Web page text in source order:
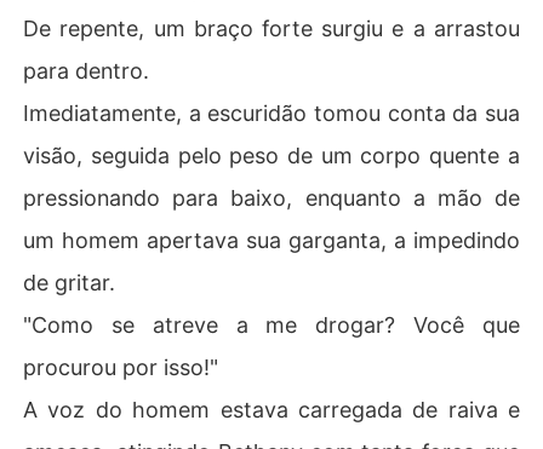
De repente, um braço forte surgiu e a arrastou
para dentro.
Imediatamente, a escuridão tomou conta da sua
visão, seguida pelo peso de um corpo quente a
pressionando para baixo, enquanto a mão de
um homem apertava sua garganta, a impedindo
de gritar.
"Como se atreve a me drogar? Você que
procurou por isso!"
A voz do homem estava carregada de raiva e